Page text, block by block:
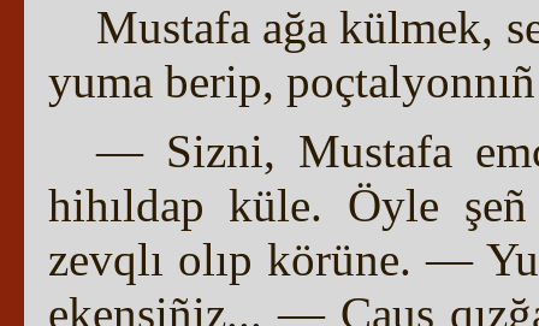
Mustafa ağa külmek,
yuma berip,
— Sizni, Mustafa
hihıldap küle. Öyle
zevqlı olıp körüne. —
ekensiñiz... — Çauş